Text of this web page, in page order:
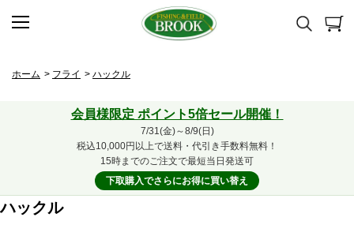
ホーム > フライ > ハックル
会員様限定 ポイント5倍セール開催！
7/31(金)～8/9(日)
税込10,000円以上で送料・代引き手数料無料！
15時までのご注文で最短当日発送可
下取購入でさらにお得に買い替え
ハックル